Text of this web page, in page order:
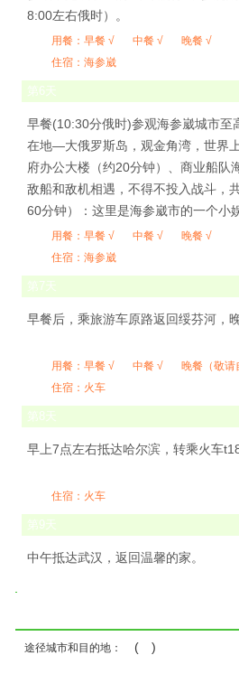
8:00左右俄时）。
用餐： 早餐 √ 中餐 √
晚餐 √
住宿：海参崴
第6天
早餐(10:30分俄时)参观海参崴城市至
在地—大俄罗斯岛，观金角湾，世界
府办公大楼（约20分钟）、商业船队
敌船和敌机相遇，不得不投入战斗，
60分钟）：这里是海参崴市的一个小
用餐： 早餐 √ 中餐 √
晚餐 √
住宿：海参崴
第7天
早餐后，乘旅游车原路返回绥芬河
用餐： 早餐 √ 中餐 √
晚餐（敬请
住宿：火车
第8 天
早上7点左右抵达哈尔滨，转乘火车
住宿：火车
第9天
中午抵达武汉，返回温馨的家。
途径城市和目的地： ( )